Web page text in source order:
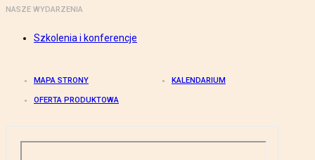
NASZE WYDARZENIA
Szkolenia i konferencje
MAPA STRONY KALENDARIUM
OFERTA PRODUKTOWA